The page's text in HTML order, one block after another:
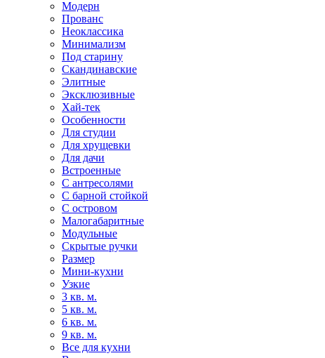
Модерн
Прованс
Неоклассика
Минимализм
Под старину
Скандинавские
Элитные
Эксклюзивные
Хай-тек
Особенности
Для студии
Для хрущевки
Для дачи
Встроенные
С антресолями
С барной стойкой
С островом
Малогабаритные
Модульные
Скрытые ручки
Размер
Мини-кухни
Узкие
3 кв. м.
5 кв. м.
6 кв. м.
9 кв. м.
Все для кухни